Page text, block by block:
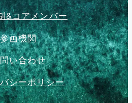
&コアメンバー
参画機関
い合わせ
シーポリシー